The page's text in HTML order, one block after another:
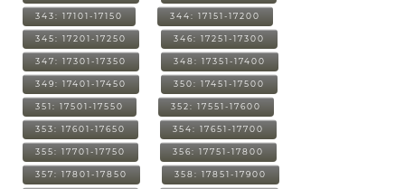
343: 17101-17150 344: 17151-17200
345: 17201-17250 346: 17251-17300
347: 17301-17350 348: 17351-17400
349: 17401-17450 350: 17451-17500
351: 17501-17550 352: 17551-17600
353: 17601-17650 354: 17651-17700
355: 17701-17750 356: 17751-17800
357: 17801-17850 358: 17851-17900